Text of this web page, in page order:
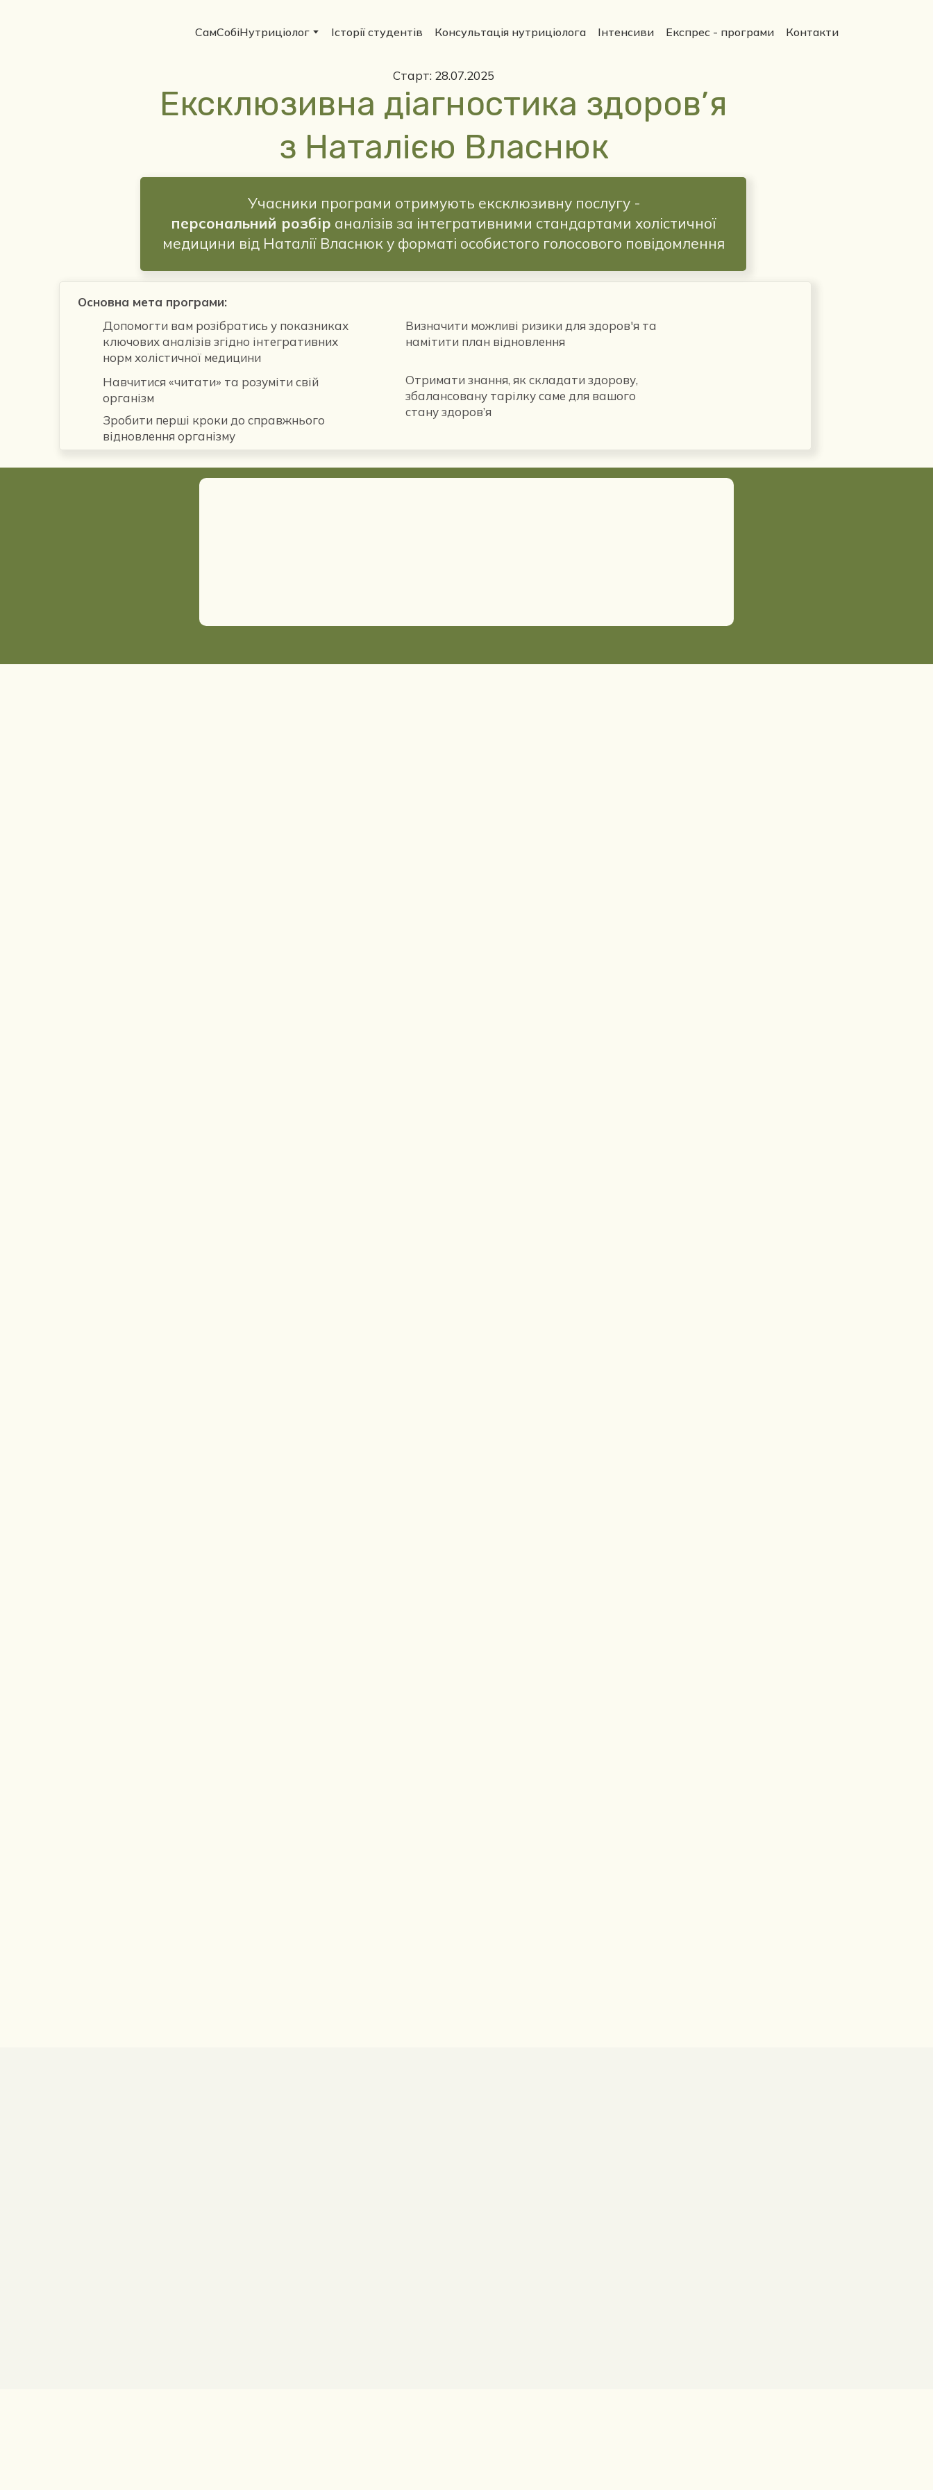
СамСобіНутриціолог Історії студентів Консультація нутриціолога Інтенсиви Експрес - програми Контакти
Старт: 28.07.2025
Ексклюзивна діагностика здоров’я
з Наталією Власнюк
Учасники програми отримують ексклюзивну послугу -
персональний розбір аналізів за інтегративними стандартами холістичної
медицини від Наталії Власнюк у форматі особистого голосового повідомлення
Зробити перші кроки до справжнього
відновлення організму
Отримати знання, як складати здорову,
збалансовану тарілку саме для вашого
стану здоров’я
Навчитися «читати» та розуміти свій
організм
Визначити можливі ризики для здоров'я та
намітити план відновлення
Допомогти вам розібратись у показниках
ключових аналізів згідно інтегративних
норм холістичної медицини
Основна мета програми: